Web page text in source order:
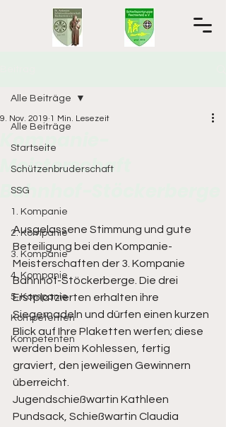
Alle Beiträge
Startseite
Schützenbruderschaft
SSG
1. Kompanie
2. Kompanie
3. Kompanie
4. Kompanie
5. Kompanie
Kompetenten
Kompetenten
Alle Beiträge
Kompanie-
Meisterschaft
Bahnhof-Stöckerberge
9. Nov. 2019 1 Min. Lesezeit
Ausgelassene Stimmung und gute
Beteiligung bei den Kompanie-
Meisterschaften der 3. Kompanie
Bahnhof-Stöckerberge. Die drei
Erstplatzierten erhalten ihre
Siegernadeln und dürfen einen kurzen
Blick auf Ihre Plaketten werfen; diese
werden beim Kohlessen, fertig
graviert, den jeweiligen Gewinnern
überreicht.
Jugendschießwartin Kathleen
Pundsack, Schießwartin Claudia